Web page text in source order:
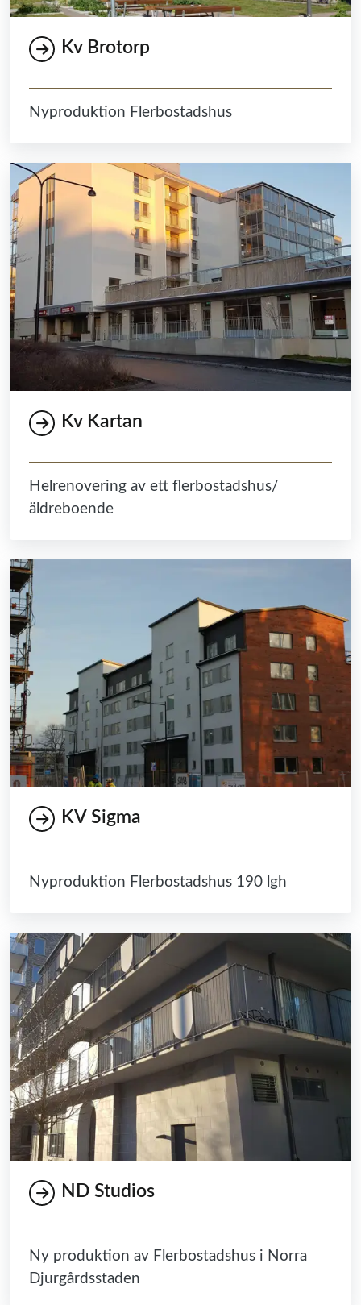
Kv Brotorp
Nyproduktion Flerbostadshus
Kv Kartan
Helrenovering av ett flerbostadshus/
äldreboende
KV Sigma
Nyproduktion Flerbostadshus 190 lgh
ND Studios
Ny produktion av Flerbostadshus i Norra
Djurgårdsstaden